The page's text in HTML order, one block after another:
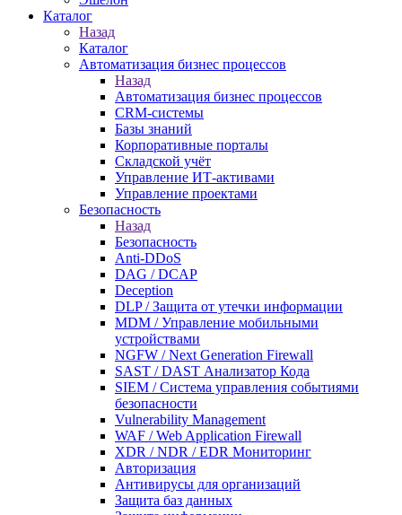
Каталог
Назад
Каталог
Автоматизация бизнес процессов
Назад
Автоматизация бизнес процессов
CRM-системы
Базы знаний
Корпоративные порталы
Складской учёт
Управление ИТ-активами
Управление проектами
Безопасность
Назад
Безопасность
Anti-DDoS
DAG / DCAP
Deception
DLP / Защита от утечки информации
MDM / Управление мобильными
устройствами
NGFW / Next Generation Firewall
SAST / DAST Анализатор Кода
SIEM / Система управления событиями
безопасности
Vulnerability Management
WAF / Web Application Firewall
XDR / NDR / EDR Мониторинг
Авторизация
Антивирусы для организаций
Защита баз данных